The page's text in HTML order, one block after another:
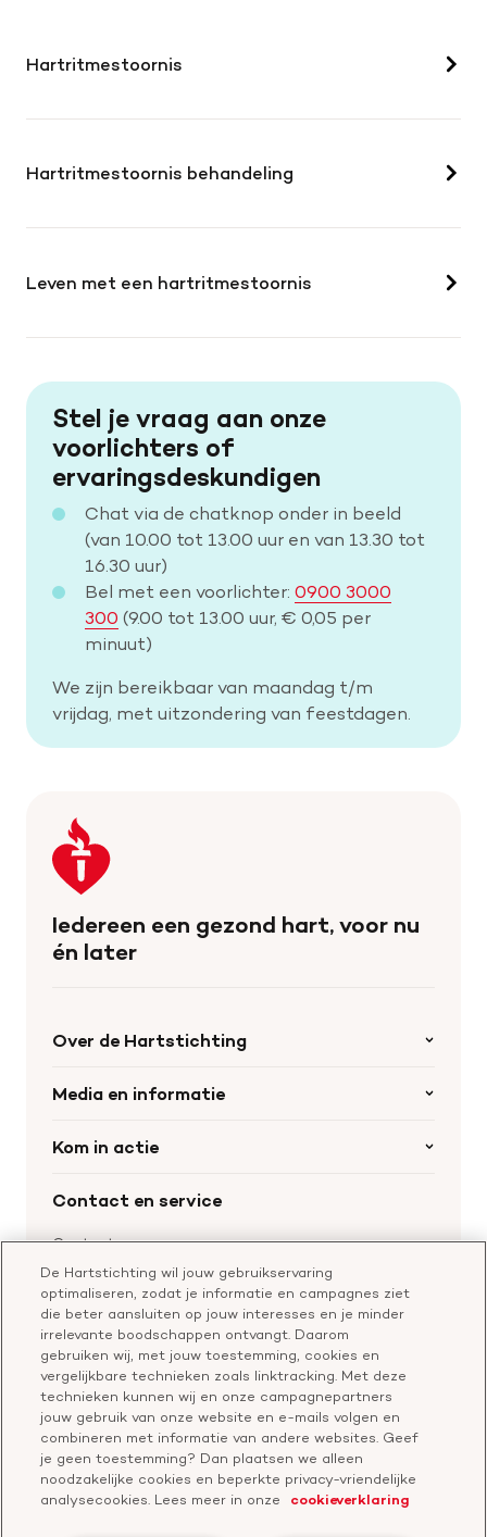
Hartritmestoornis
Hartritmestoornis behandeling
Leven met een hartritmestoornis
Stel je vraag aan onze
voorlichters of
ervaringsdeskundigen
Chat via de chatknop onder in beeld
(van 10.00 tot 13.00 uur en van 13.30 tot
16.30 uur)
Bel met een voorlichter: 0900 3000
300 (9.00 tot 13.00 uur, € 0,05 per
minuut)
We zijn bereikbaar van maandag t/m
vrijdag, met uitzondering van feestdagen.
Keer
terug
naar
homepage
Iedereen een gezond hart, voor nu
én later
Over de Hartstichting
Organisatie
Werken bij de Hartstichting
Media en informatie
Nieuws
Materialen bestellen
Aanmelden nieuwsbrief
Kom in actie
Word collectant
Leer reanimeren
Geef ter nagedachtenis
Start een actie
Contact en service
Contactgegevens
Bel of chat met een voorlichter
Vragen over donateurschap
Klachtenformulier
Check je gesprek
Doneer
De Hartstichting wil jouw gebruikservaring
optimaliseren, zodat je informatie en campagnes ziet
die beter aansluiten op jouw interesses en je minder
irrelevante boodschappen ontvangt. Daarom
gebruiken wij, met jouw toestemming, cookies en
vergelijkbare technieken zoals linktracking. Met deze
technieken kunnen wij en onze campagnepartners
jouw gebruik van onze website en e-mails volgen en
combineren met informatie van andere websites. Geef
je geen toestemming? Dan plaatsen we alleen
noodzakelijke cookies en beperkte privacy-vriendelijke
analysecookies. Lees meer in onze
cookieverklaring